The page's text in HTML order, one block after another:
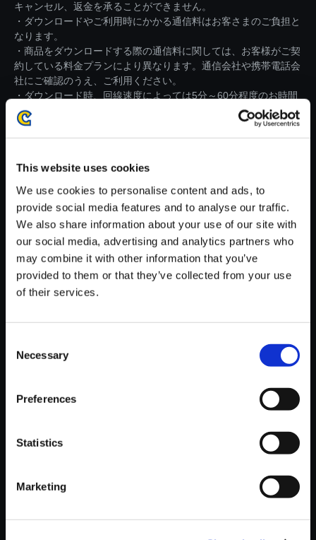
This website uses cookies
We use cookies to personalise content and ads, to
provide social media features and to analyse our traffic.
We also share information about your use of our site with
our social media, advertising and analytics partners who
may combine it with other information that you’ve
provided to them or that they’ve collected from your use
of their services.
Selection
Necessary
Preferences
Statistics
Marketing
キャンセル、返金を承ることができません。
・ダウンロードやご利用時にかかる通信料はお客さまのご負担と
なります。
・商品をダウンロードする際の通信料に関しては、お客様がご契
約している料金プランにより異なります。通信会社や携帯電話会
社にご確認のうえ、ご利用ください。
・ダウンロード時、回線速度によっては5分～60分程度のお時間
がかかる場合がございます。
※ご購入いただいたファイルのダウンロードの際には、通信環境
が安定しているWifi環境でお試しください。
【単曲】デビル メイ クライ 3 オ
リジナル・サウンドトラック G
AME OVER（ゲームオーバー）
おすすめ商品